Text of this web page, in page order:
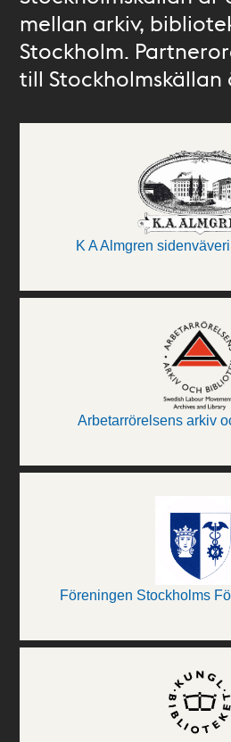
mellan arkiv,
Stockholm.
till Stockholmskällan
K A Almgren
Arbetarrörelsens arkiv
Föreningen Stockholms